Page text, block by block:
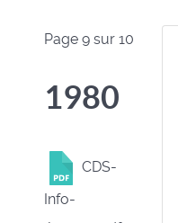
Page 9 sur 10
1980
CDS-
Info-